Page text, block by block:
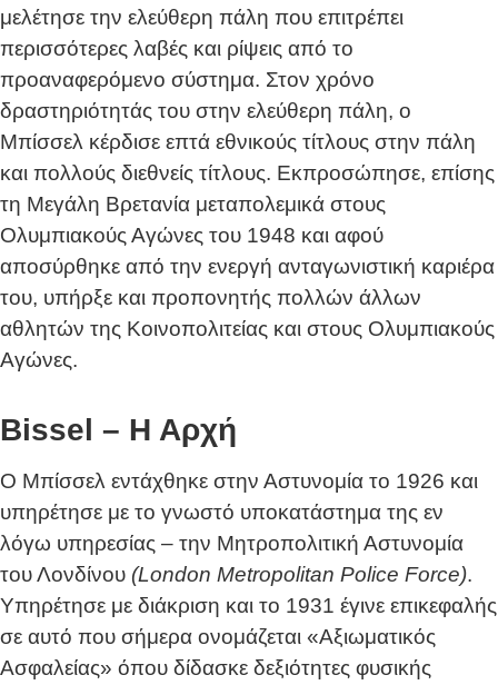
μελέτησε την ελεύθερη πάλη που επιτρέπει
περισσότερες λαβές και ρίψεις από το
προαναφερόμενο σύστημα. Στον χρόνο
δραστηριότητάς του στην ελεύθερη πάλη, ο
Μπίσσελ κέρδισε επτά εθνικούς τίτλους στην πάλη
και πολλούς διεθνείς τίτλους. Εκπροσώπησε, επίσης
τη Μεγάλη Βρετανία μεταπολεμικά στους
Ολυμπιακούς Αγώνες του 1948 και αφού
αποσύρθηκε από την ενεργή ανταγωνιστική καριέρα
του, υπήρξε και προπονητής πολλών άλλων
αθλητών της Κοινοπολιτείας και στους Ολυμπιακούς
Αγώνες.
Bissel – Η Αρχή
Ο Μπίσσελ εντάχθηκε στην Αστυνομία το 1926 και
υπηρέτησε με το γνωστό υποκατάστημα της εν
λόγω υπηρεσίας – την Μητροπολιτική Αστυνομία
του Λονδίνου (London Metropolitan Police Force).
Υπηρέτησε με διάκριση και το 1931 έγινε επικεφαλής
σε αυτό που σήμερα ονομάζεται «Αξιωματικός
Ασφαλείας» όπου δίδασκε δεξιότητες φυσικής